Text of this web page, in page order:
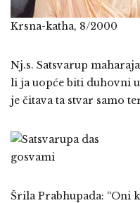
Krsna-katha, 8/2000
Nj.s. Satsvarup
li ja uopće biti duhovni
je čitava ta stvar samo
Šrila Prabhupada: “Oni